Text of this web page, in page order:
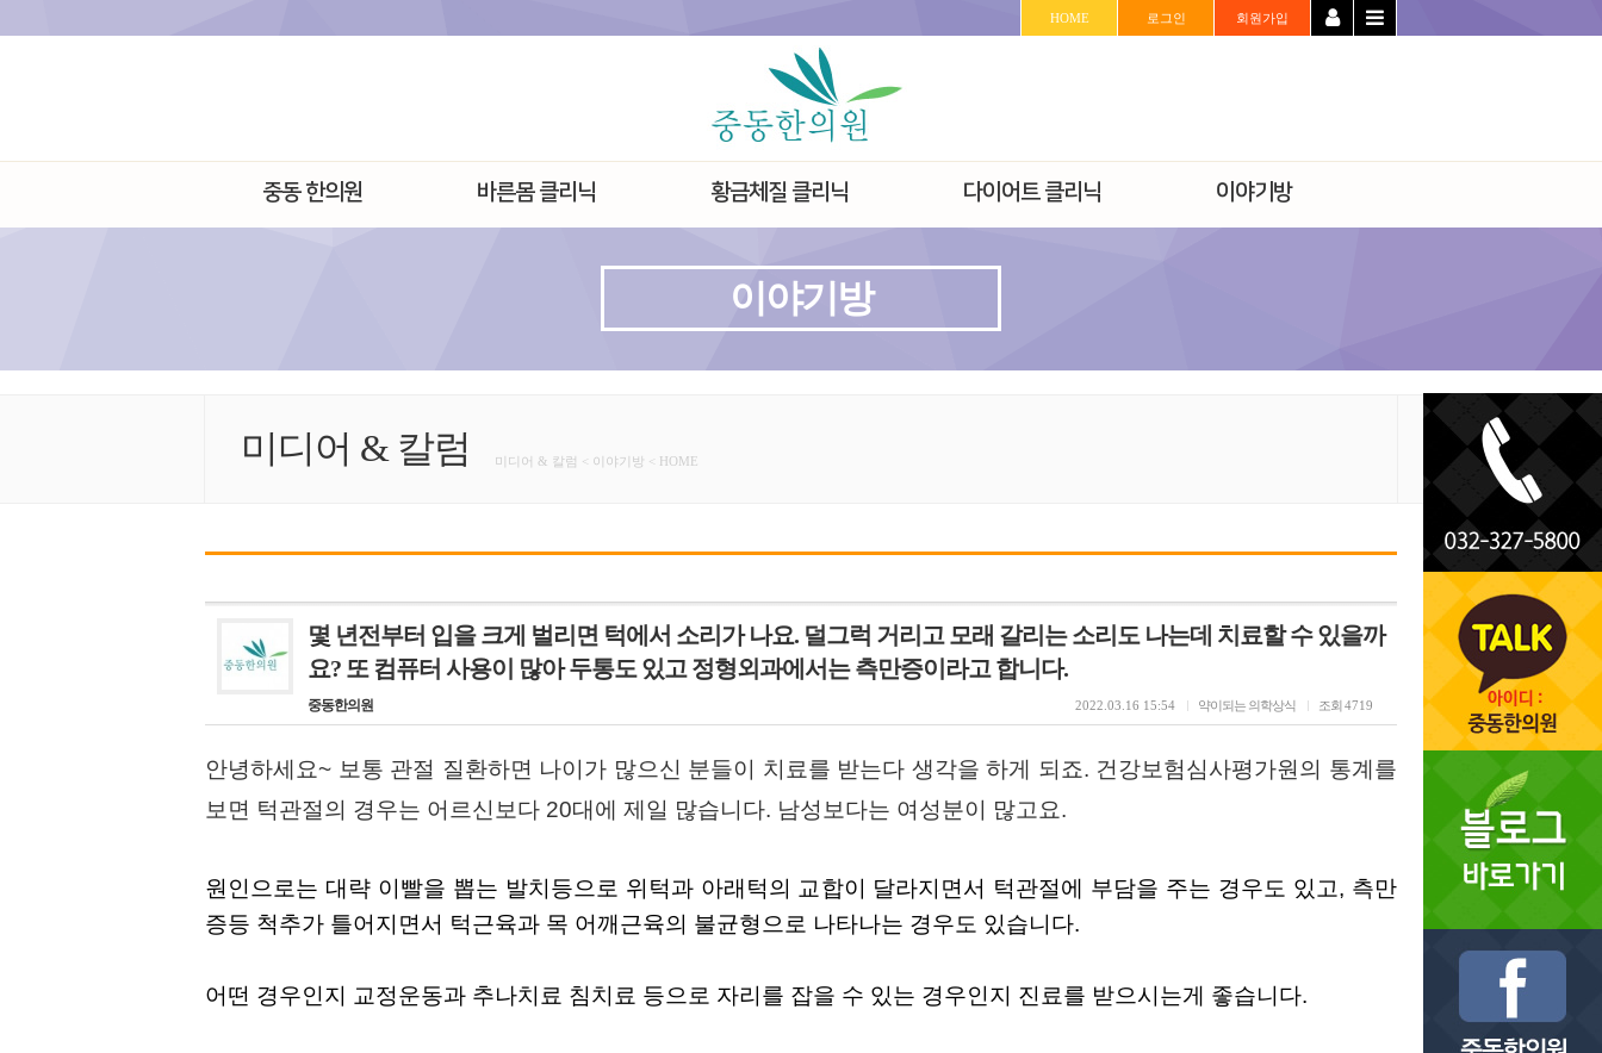
HOME 로그인 회원가입
중동 한의원 바른몸 클리닉 황금체질 클리닉 다이어트 클리닉 이야기방
이야기방
미디어 & 칼럼 미디어 & 칼럼 < 이야기방 < HOME
몇 년전부터 입을 크게 벌리면 턱에서 소리가 나요. 덜그럭 거리고 모래 갈리는 소리도 나는데 치료할 수 있을까
요? 또 컴퓨터 사용이 많아 두통도 있고 정형외과에서는 측만증이라고 합니다.
중동한의원 조회4719
약이되는 의학상식
2022.03.16 15:54
안녕하세요~ 보통 관절 질환하면 나이가 많으신 분들이 치료를 받는다 생각을 하게 되죠. 건강보험심사평가원의 통계를
보면 턱관절의 경우는 어르신보다 20대에 제일 많습니다. 남성보다는 여성분이 많고요.
원인으로는 대략 이빨을 뽑는 발치등으로 위턱과 아래턱의 교합이 달라지면서 턱관절에 부담을 주는 경우도 있고, 측만
증등 척추가 틀어지면서 턱근육과 목 어깨근육의 불균형으로 나타나는 경우도 있습니다.
어떤 경우인지 교정운동과 추나치료 침치료 등으로 자리를 잡을 수 있는 경우인지 진료를 받으시는게 좋습니다.